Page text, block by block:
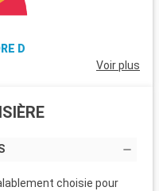
D
Voir plus
choisie pour